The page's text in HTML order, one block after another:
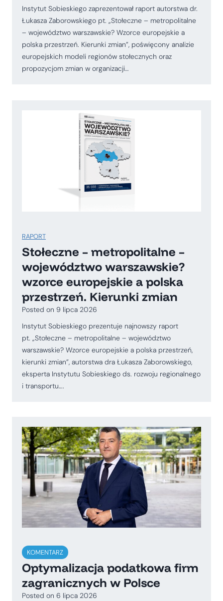
Instytut Sobieskiego zaprezentował raport autorstwa dr.
Łukasza Zaborowskiego pt. „Stołeczne – metropolitalne
– województwo warszawskie? Wzorce europejskie a
polska przestrzeń. Kierunki zmian”, poświęcony analizie
europejskich modeli regionów stołecznych oraz
propozycjom zmian w organizacji…
RAPORT
Stołeczne – metropolitalne –
województwo warszawskie?
wzorce europejskie a polska
przestrzeń. Kierunki zmian
Posted on 9 lipca 2026
Instytut Sobieskiego prezentuje najnowszy raport
pt. „Stołeczne – metropolitalne – województwo
warszawskie? Wzorce europejskie a polska przestrzeń,
kierunki zmian”, autorstwa dra Łukasza Zaborowskiego,
eksperta Instytutu Sobieskiego ds. rozwoju regionalnego
i transportu….
KOMENTARZ
Optymalizacja podatkowa firm
zagranicznych w Polsce
Posted on 6 lipca 2026